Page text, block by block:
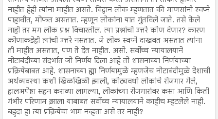
नाहीत हेही त्यांना माहीत असते. विद्वान लोक म्हणतात की माणसांनी स्वप्ने
पाहावीत, मोफत असतात. म्हणून लोकांना यात गुंतविले जाते. तसे केले
नाही तर मग लोक प्रश्न विचारतील. त्या प्रश्नांची उत्तरे कोण देणार? कारण
कोणाकडेही त्यांची उत्तरे नसतात. जे लोक स्वप्ने दाखवत असतात त्यांना
ती माहीत असतात, पण ते देत नाहीत. असो. सर्वोच्च न्यायालयाने
नोटाबंदीच्या संदर्भात जो निर्णय दिला आहे तो शासनाच्या निर्णयाच्या
प्रक्रियेबाबत आहे. शासनाच्या ह्या निर्णयामुळे म्हणजेच नोटाबंदीमुळे देशाची
अर्थव्यवस्था कशी खिळखिळी झाली, कोट्यवधी लोकांचे रोजगार गेले,
हालअपेष्टा सहन कराव्या लागल्या, लोकांच्या रोजगारांवर कसा आणि किती
गंभीर परिणाम झाला याबाबत सर्वोच्च न्यायालयाने काहीच म्हटलेले नाही.
बहुदा हा त्या प्रक्रियेचा भाग नव्हता असे तर नाही?